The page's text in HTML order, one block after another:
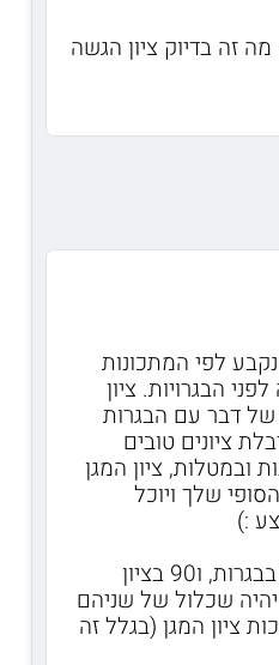
זה בדיוק ציון הגשה
נקבע לפי המתכונות
הבגרויות. ציון
דבר עם הבגרות
ציונים טובים
ובמטלות, ציון המגן
שלך ויוכל
:)
אם למשל קיבלת 80 בבגרות, ו90 בציון
שכלול של שניהם
ציון המגן (בגלל זה